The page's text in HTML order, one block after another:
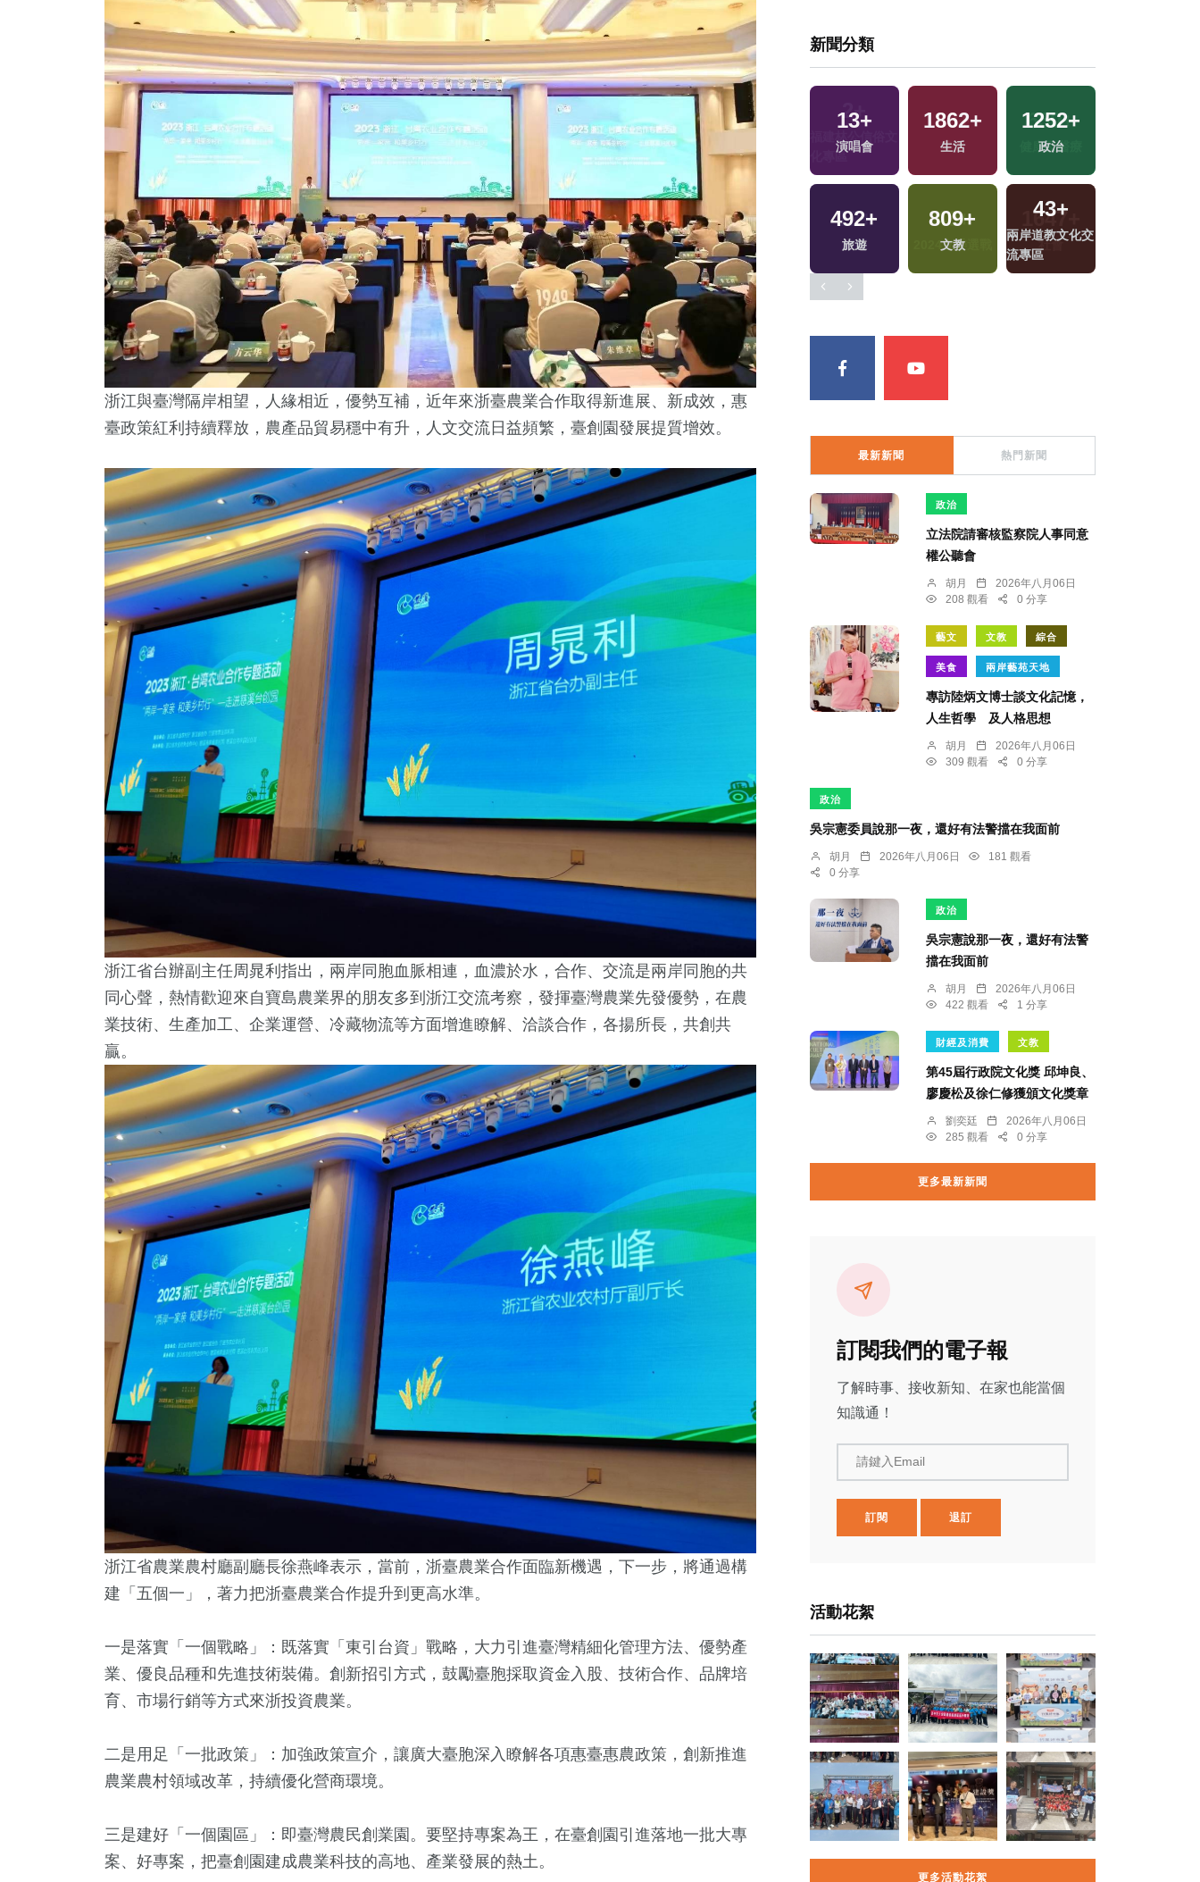
浙江與臺灣隔岸相望，人緣相近，優勢互補，近年來浙臺農業合作取得新進展、新成效，惠
臺政策紅利持續釋放，農產品貿易穩中有升，人文交流日益頻繁，臺創園發展提質增效。
浙江省台辦副主任周晁利指出，兩岸同胞血脈相連，血濃於水，合作、交流是兩岸同胞的共
同心聲，熱情歡迎來自寶島農業界的朋友多到浙江交流考察，發揮臺灣農業先發優勢，在農
業技術、生產加工、企業運營、冷藏物流等方面增進瞭解、洽談合作，各揚所長，共創共
贏。
浙江省農業農村廳副廳長徐燕峰表示，當前，浙臺農業合作面臨新機遇，下一步，將通過構
建「五個一」，著力把浙臺農業合作提升到更高水準。
一是落實「一個戰略」：既落實「東引台資」戰略，大力引進臺灣精細化管理方法、優勢產
業、優良品種和先進技術裝備。創新招引方式，鼓勵臺胞採取資金入股、技術合作、品牌培
育、市場行銷等方式來浙投資農業。
二是用足「一批政策」：加強政策宣介，讓廣大臺胞深入瞭解各項惠臺惠農政策，創新推進
農業農村領域改革，持續優化營商環境。
三是建好「一個園區」：即臺灣農民創業園。要堅持專案為王，在臺創園引進落地一批大專
案、好專案，把臺創園建成農業科技的高地、產業發展的熱土。
新聞分類
+ 1+
2023金鐘獎
200+
運動
25+
司法放大鏡
395
熱門
1+
兩岸藝苑天地
2+
福建林公信俗文
83+
美食
650
12+
綜藝
40+
2024立委選戰
1647
社會
13+
演唱會
1862+
生活
1252+
政治
492+
旅遊
809+
文教
43+
兩岸道教文化交
流專區
最新新聞 熱門新聞
政治
立法院請審核監察院人事同意
權公聽會
胡月
2026年八月06日
208 觀看
0 分享
藝文 文教 綜合
美食 兩岸藝苑天地
專訪陸炳文博士談文化記憶，
人生哲學 及人格思想
胡月
2026年八月06日
309 觀看
0 分享
政治
吳宗憲委員說那一夜，還好有法警擋在我面前
胡月 2026年八月06日
181 觀看
0 分享
政治
吳宗憲說那一夜，還好有法警
擋在我面前
胡月
2026年八月06日
422 觀看
1 分享
財經及消費 文教
第45屆行政院文化獎 邱坤良、
廖慶松及徐仁修獲頒文化獎章
劉奕廷
2026年八月06日
285 觀看
0 分享
更多最新新聞
訂閱我們的電子報
了解時事、接收新知、在家也能當個
知識通！
請鍵入Email
訂閱 退訂
活動花絮
更多活動花絮